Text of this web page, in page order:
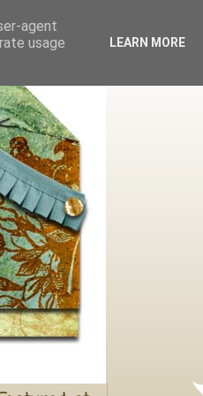
agent
usage
LEARN MORE